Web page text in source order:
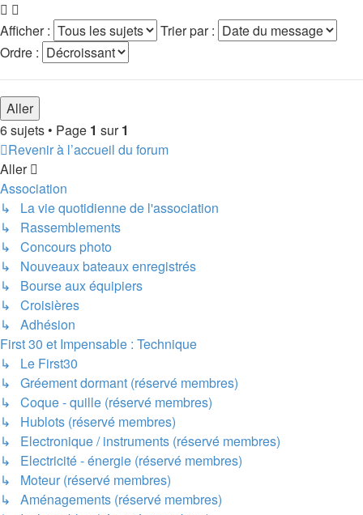
Afficher :
Trier par :
Ordre :
6 sujets • Page 1 sur1
Revenir à l’accueil du forum
Aller
Association
↳ La vie quotidienne de l'association
↳ Rassemblements
↳ Concours photo
↳ Nouveaux bateaux enregistrés
↳ Bourse aux équipiers
↳ Croisières
↳ Adhésion
First 30 et Impensable : Technique
↳ Le First30
↳ Gréement dormant (réservé membres)
↳ Coque - quille (réservé membres)
↳ Hublots (réservé membres)
↳ Electronique / instruments (réservé membres)
↳ Electricité - énergie (réservé membres)
↳ Moteur (réservé membres)
↳ Aménagements (réservé membres)